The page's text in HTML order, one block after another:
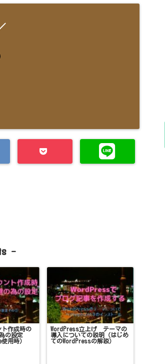
-
作成時の
の設定
用時）
WordPress立上げ テーマの
導入についての説明（はじめ
てのWordPressの解説）